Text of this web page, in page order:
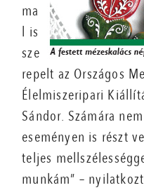
ma
l is
sze
repelt az Országos
Élelmiszeripari
Sándor. Számára
eseményen is részt
teljes
munkám” –